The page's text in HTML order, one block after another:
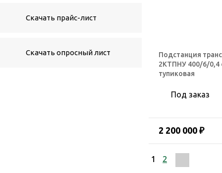
Скачать прайс-лист
Скачать опросный лист
Подстанция
2КТПНУ 400/6/0,4
тупиковая
Под заказ
2 200 000 ₽
1 2